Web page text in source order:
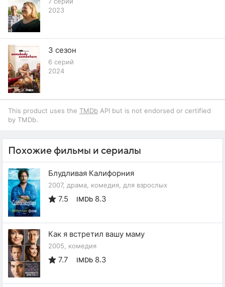
2023
3 сезон
6 серий
2024
This product uses the TMDb API but is not endorsed or certified
by TMDb.
Похожие фильмы и сериалы
Блудливая Калифорния
2007, драма, комедия, для взрослых
7.5 IMDb 8.3
Как я встретил вашу маму
2005, комедия
7.7 IMDb 8.3